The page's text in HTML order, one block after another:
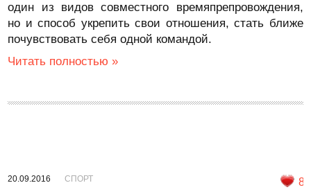
один из видов совместного времяпрепровождения,
но и способ укрепить свои отношения, стать ближе
почувствовать себя одной командой.
Читать полностью »
20.09.2016 СПОРТ 8